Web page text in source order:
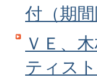
付（期間
ＶＥ、
ティス